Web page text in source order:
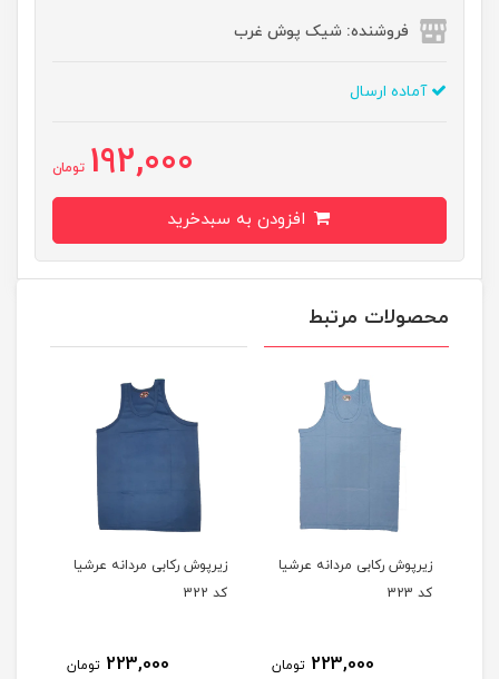
فروشنده: شیک پوش غرب
آماده ارسال
192,000 تومان
محصولات مرتبط
مردانه عرشیا
زیرپوش رکابی مردانه عرشیا
223,000
زیرپوش رکابی مردانه عرشیا
223,000